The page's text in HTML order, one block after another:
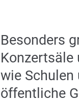
Besonders
Konzertsäle
wie
öffentliche